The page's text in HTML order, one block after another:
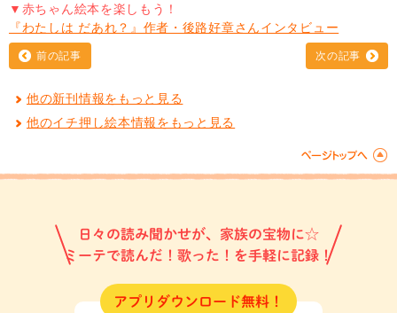
▼赤ちゃん絵本を楽しもう！
『わたしは だあれ？』作者・後路好章さんインタビュー
前の記事 次の記事
他の新刊情報をもっと見る
他のイチ押し絵本情報をもっと見る
日々の読み聞かせが、家族の宝物に☆
ミーテで読んだ！歌った！を手軽に記録！
アプリダウンロード無料！